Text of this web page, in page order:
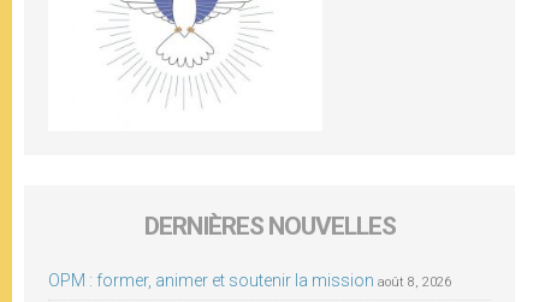
DERNIÈRES NOUVELLES
OPM : former, animer et soutenir la mission août 8, 2026